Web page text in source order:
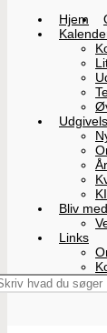
Hjem
Bliv
Links